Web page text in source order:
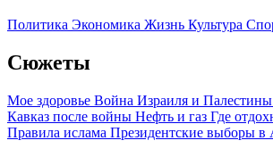
Политика Экономика Жизнь Культура
Сюжеты
Мое здоровье Война Израиля и
Кавказ после войны Нефть и газ Где
Правила ислама Президентские выборы в